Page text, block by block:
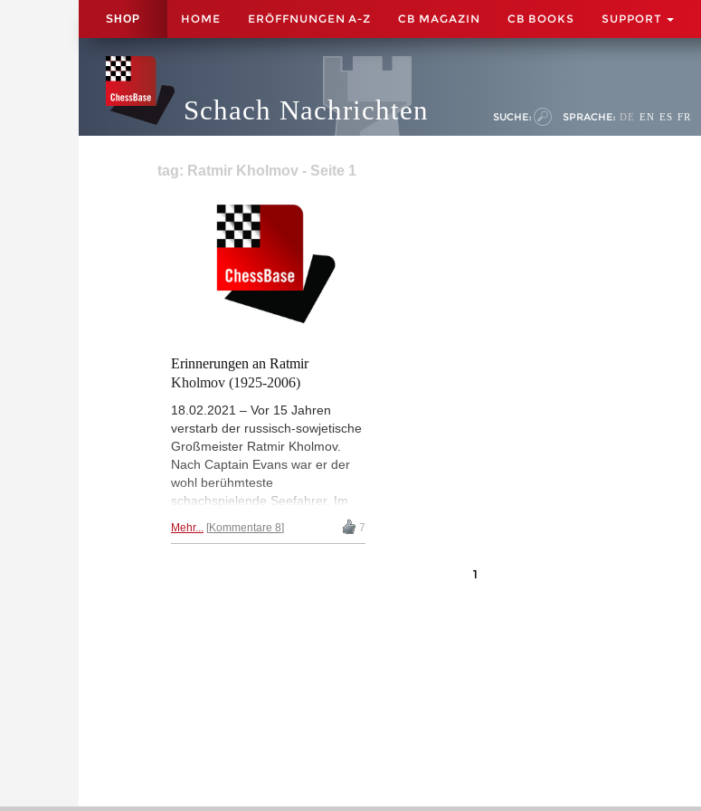
SHOP HOME ERÖFFNUNGEN A-Z CB MAGAZIN CB BOOKS SUPPORT
Schach Nachrichten SUCHE: SPRACHE: DE EN ES FR
tag: Ratmir Kholmov - Seite 1
Erinnerungen an Ratmir
Kholmov (1925-2006)
18.02.2021 – Vor 15 Jahren
verstarb der russisch-sowjetische
Großmeister Ratmir Kholmov.
Nach Captain Evans war er der
wohl berühmteste
schachspielende Seefahrer. Im
japanische Gefangenschaft. Nach
Mehr... Kommentare 8 7
1